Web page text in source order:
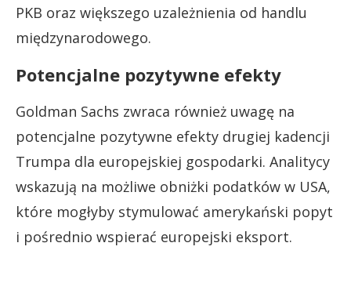
PKB oraz większego uzależnienia od handlu
międzynarodowego.
Potencjalne pozytywne efekty
Goldman Sachs zwraca również uwagę na
potencjalne pozytywne efekty drugiej kadencji
Trumpa dla europejskiej gospodarki. Analitycy
wskazują na możliwe obniżki podatków w USA,
które mogłyby stymulować amerykański popyt
i pośrednio wspierać europejski eksport.